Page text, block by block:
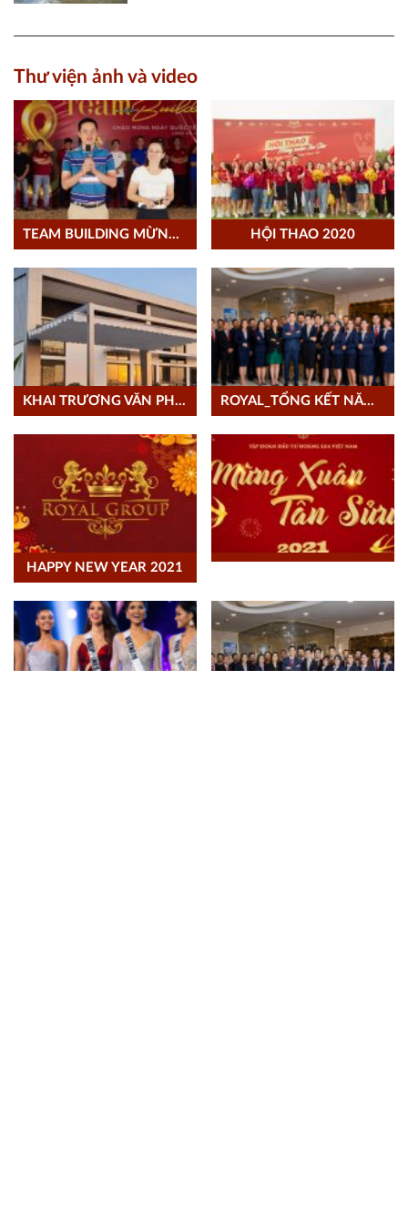
Thư viện ảnh và video
TEAM BUILDING MỪNG 08/03/2021 HỘI THAO 2020
KHAI TRƯƠNG VĂN PHÒNG LONG AN ROYAL_TỔNG KẾT NĂM 2020
HAPPY NEW YEAR 2021